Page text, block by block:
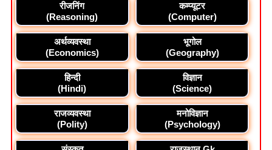
रीजनिंग
(Reasoning)
कम्प्यूटर
(Computer)
अर्थव्यवस्था
(Economics)
भूगोल
(Geography)
हिन्दी
(Hindi)
विज्ञान
(Science)
राजव्यवस्था
(Polity)
मनोविज्ञान
(Psychology)